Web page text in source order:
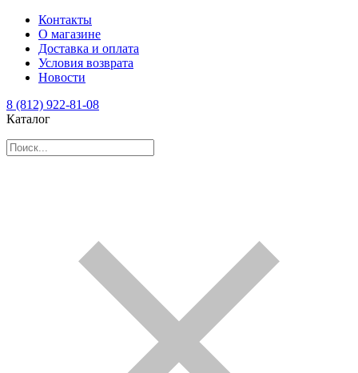
Контакты
О магазине
Доставка и оплата
Условия возврата
Новости
8 (812) 922-81-08
Каталог